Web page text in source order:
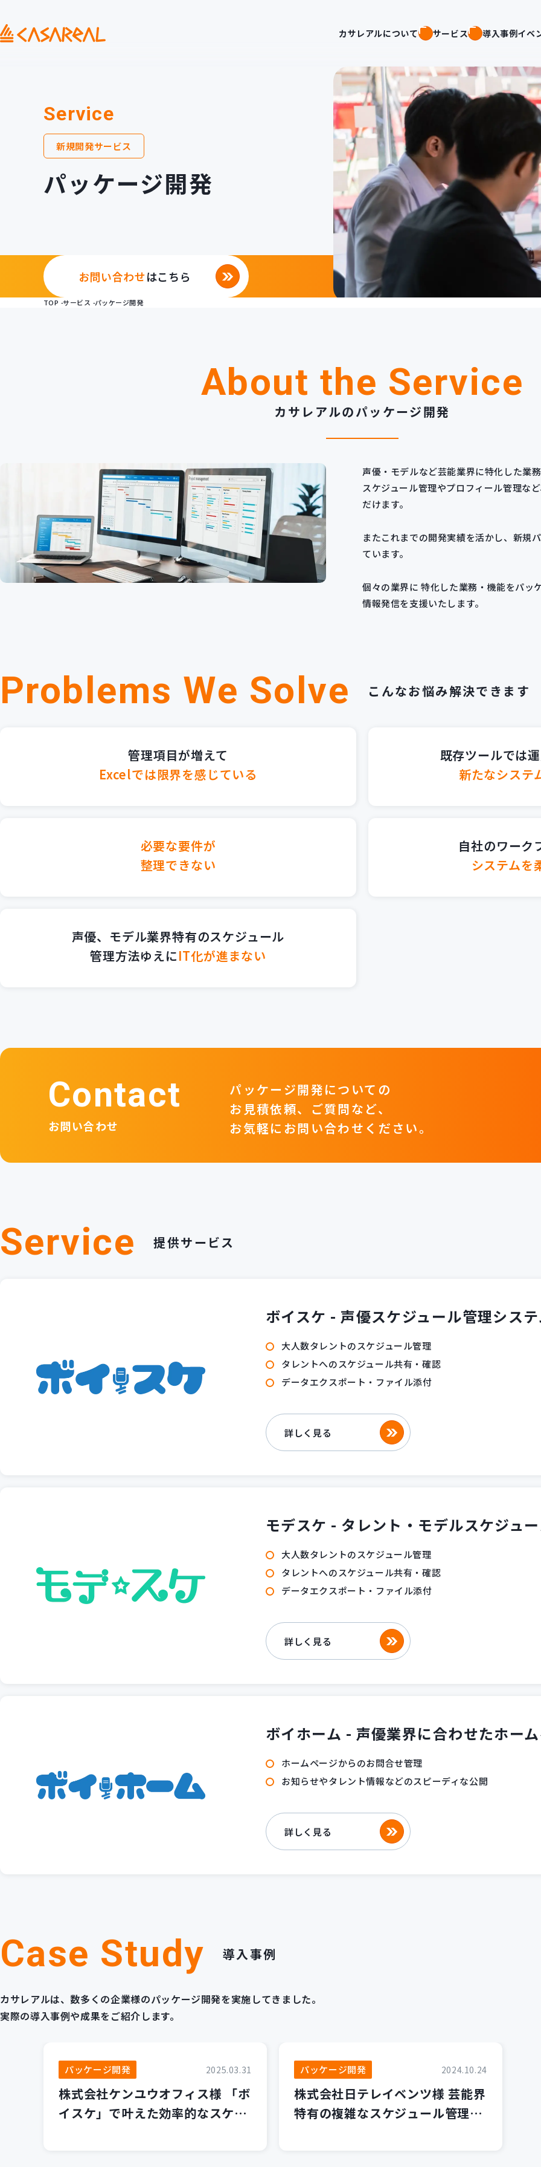
カサレアルについて サービス 導入事例イベ
Service
新規開発サービス
パッケージ開発
お問い合わせはこちら
TOP サービス パッケージ開発
About the Service
カサレアルのパッケージ開発
声優・モデルなど芸能業界に特化した業
スケジュール管理やプロフィール管理な
だけます。
またこれまでの開発実績を活かし、新規
ています。
個々の業界に 特化した業務・機能をパッ
情報発信を支援いたします。
Problems We Solve こんなお悩み解決できます
管理項目が増えて
Excelでは限界を感じている
既存ツールでは
新たなシステ
必要な要件が
整理できない
自社のワーク
システムを
声優、モデル業界特有のスケジュール
管理方法ゆえにIT化が進まない
Contact
お問い合わせ
パッケージ開発についての
お見積依頼、ご質問など、
お気軽にお問い合わせください。
Service 提供サービス
ボイスケ - 声優スケジュール管理シス
大人数タレントのスケジュール管理
タレントへのスケジュール共有・確認
データエクスポート・ファイル添付
詳しく見る
モデスケ - タレント・モデルスケジュ
大人数タレントのスケジュール管理
タレントへのスケジュール共有・確認
データエクスポート・ファイル添付
詳しく見る
ボイホーム - 声優業界に合わせたホー
ホームページからのお問合せ管理
お知らせやタレント情報などのスピーディな公開
詳しく見る
Case Study 導入事例
カサレアルは、数多くの企業様のパッケージ開発を実施してきました。
実際の導入事例や成果をご紹介します。
パッケージ開発 2025.03.31
株式会社ケンユウオフィス様 「ボ
イスケ」で叶えた効率的なスケジ
パッケージ開発 2024.10.24
株式会社日テレイベンツ様 芸能界
特有の複雑なスケジュール管理を